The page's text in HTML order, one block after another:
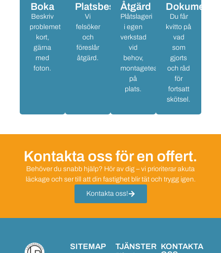
Boka
Beskriv
problemet
kort,
gärna
med
foton.
Platsbesök
Vi
felsöker
och
föreslår
åtgärd.
Åtgärd
Plåtslageri
i egen
verkstad
vid
behov,
montageteam
på
plats.
Du får
kvitto på
vad
som
gjorts
och råd
för
fortsatt
skötsel.
Kontakta oss för en offert.
Behöver du snabb hjälp? Hör av dig – vi prioriterar akuta
läckage och ser till att din fastighet blir tät och trygg igen.
Kontakta oss!
SITEMAP TJÄNSTER
KONTAKTA